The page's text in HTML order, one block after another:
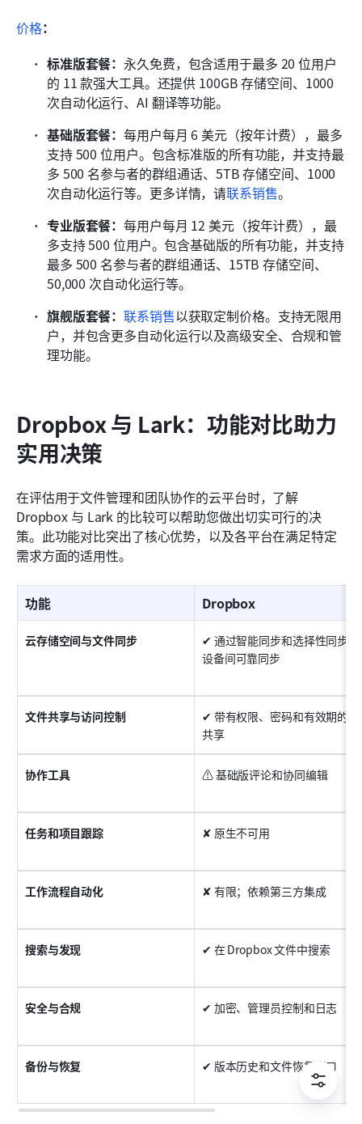
价格：
标准版套餐： 永久免费，包含适用于最多 20 位用户
的 11 款强大工具。还提供 100GB 存储空间、1000
次自动化运行、AI 翻译等功能。
基础版套餐：每用户每月 6 美元（按年计费），最多
支持 500 位用户。包含标准版的所有功能，并支持最
多 500 名参与者的群组通话、5TB 存储空间、1000
次自动化运行等。更多详情，请联系销售。
专业版套餐：每用户每月 12 美元（按年计费），最
多支持 500 位用户。包含基础版的所有功能，并支持
最多 500 名参与者的群组通话、15TB 存储空间、
50,000 次自动化运行等。
旗舰版套餐：联系销售以获取定制价格。支持无限用
户，并包含更多自动化运行以及高级安全、合规和管
理功能。
Dropbox 与 Lark：功能对比助力
实用决策
在评估用于文件管理和团队协作的云平台时，了解
Dropbox 与 Lark 的比较可以帮助您做出切实可行的决
策。此功能对比突出了核心优势，以及各平台在满足特定
需求方面的适用性。
功能 Dropbox
云存储空间与文件同步
✔ 通过智能同步和选择性同步
设备间可靠同步
文件共享与访问控制
✔ 带有权限、密码和有效期的
共享
协作工具 ⚠ 基础版评论和协同编辑
任务和项目跟踪 ✘ 原生不可用
工作流程自动化 ✘ 有限；依赖第三方集成
搜索与发现 ✔ 在 Dropbox 文件中搜索
安全与合规 ✔ 加密、管理员控制和日志
备份与恢复 ✔ 版本历史和文件恢复窗口